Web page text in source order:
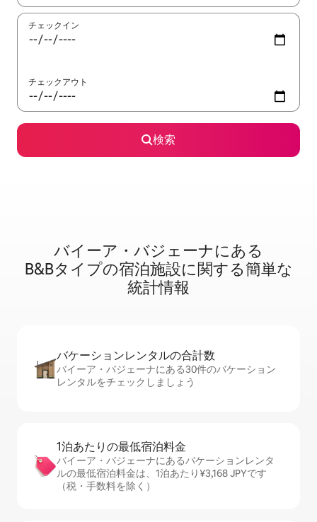
チェックイン
チェックアウト
検索
バイーア・バジェーナに⁠あ⁠る
B&B⁠タ⁠イ⁠プ⁠の宿⁠泊⁠施⁠設⁠に関⁠す⁠る簡⁠単⁠な
統⁠計⁠情⁠報
バケーションレ⁠ン⁠タ⁠ル⁠の合⁠計⁠数
バイーア・バジェーナにある30件のバケーション
レンタルをチェックしましょう
1泊あたりの最⁠低⁠宿⁠泊⁠料⁠金
バイーア・バジェーナにあるバケーションレンタ
ルの最低宿泊料金は、1泊あたり¥3,168 JPYです
（税・手数料を除く）